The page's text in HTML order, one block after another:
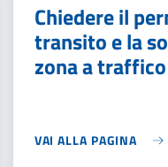
Chiedere il
transito e la
zona a
VAI ALLA PAGINA